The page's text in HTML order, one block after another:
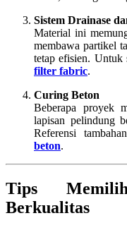
Sistem Drainase
Material ini
membawa partikel
tetap efisien.
filter fabric.
Curing Beton
Beberapa proyek
lapisan pelindung
Referensi
beton.
Tips
Berkualitas